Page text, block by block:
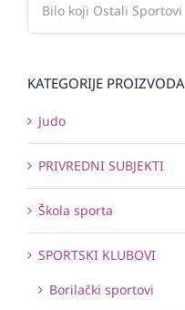
KATEGORIJE PROIZVODA
Judo
PRIVREDNI SUBJEKTI
Škola sporta
SPORTSKI KLUBOVI
Borilački sportovi